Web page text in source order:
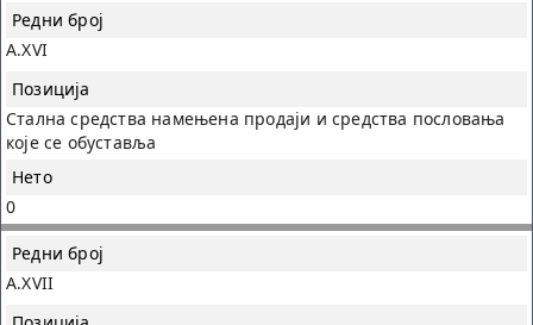
A.XVI
Стална средства намењена продаји и средства пословања
које се обуставља
0
A.XVII